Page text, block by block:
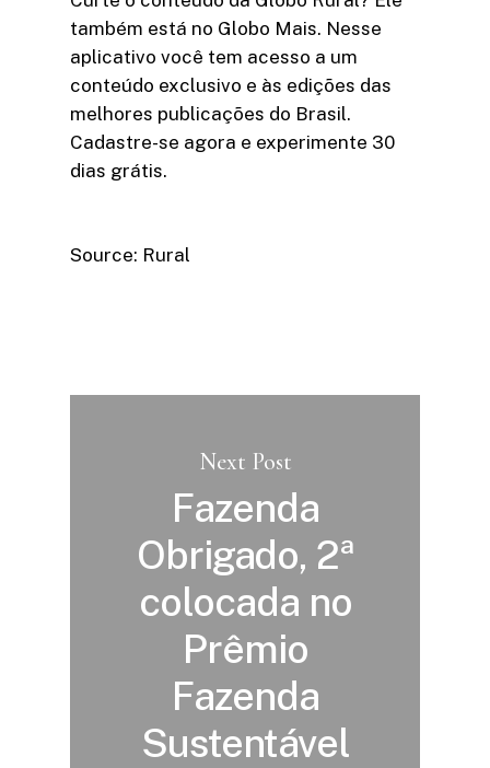
também está no Globo Mais. Nesse
aplicativo você tem acesso a um
conteúdo exclusivo e às edições das
melhores publicações do Brasil.
Cadastre-se agora e experimente 30
dias grátis.
Source: Rural
Next Post
Fazenda
Obrigado, 2ª
colocada no
Prêmio
Fazenda
Sustentável